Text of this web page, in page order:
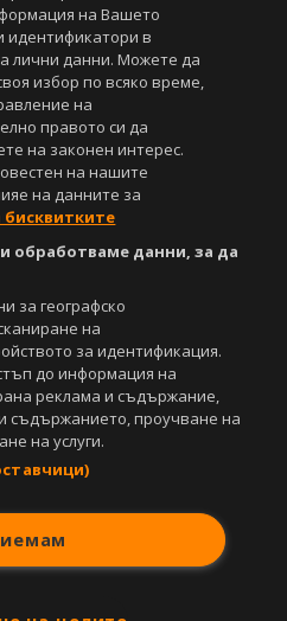
Всички права запазени.
използвани в него, са
право и сродните му права.
и други текстови, графични и
са собственост на Агенция
друго. Допуска се
само след писмено съгласие на
графични и видео материали,
Нарушителите ще бъдат
на закона.
за:
на Вашето
идентификатори в
лични данни. Можете да
избор по всяко време,
на
правото си да
на законен интерес.
на нашите
на данните за
бисквитките
обработваме данни, за да
за географско
на
за идентификация.
до информация на
реклама и съдържание,
съдържанието, проучване на
на услуги.